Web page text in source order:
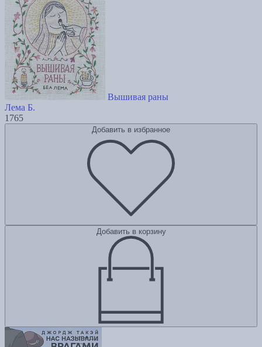
Вышивая раны
Лема Б.
1765
Добавить в избранное
Добавить в корзину